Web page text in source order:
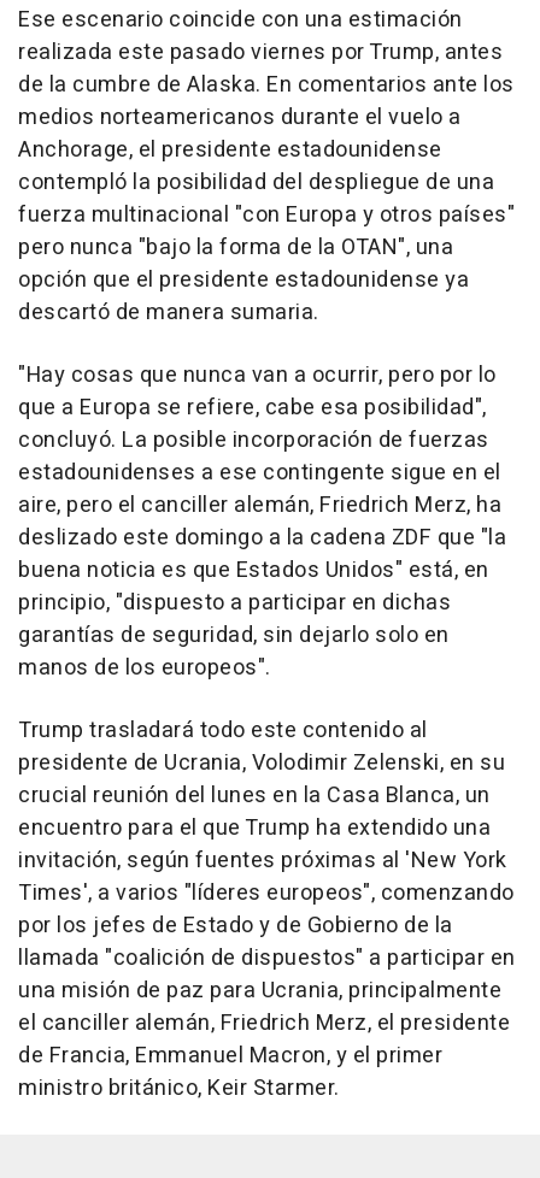
Ese escenario coincide con una estimación
realizada este pasado viernes por Trump, antes
de la cumbre de Alaska. En comentarios ante los
medios norteamericanos durante el vuelo a
Anchorage, el presidente estadounidense
contempló la posibilidad del despliegue de una
fuerza multinacional "con Europa y otros países"
pero nunca "bajo la forma de la OTAN", una
opción que el presidente estadounidense ya
descartó de manera sumaria.
"Hay cosas que nunca van a ocurrir, pero por lo
que a Europa se refiere, cabe esa posibilidad",
concluyó. La posible incorporación de fuerzas
estadounidenses a ese contingente sigue en el
aire, pero el canciller alemán, Friedrich Merz, ha
deslizado este domingo a la cadena ZDF que "la
buena noticia es que Estados Unidos" está, en
principio, "dispuesto a participar en dichas
garantías de seguridad, sin dejarlo solo en
manos de los europeos".
Trump trasladará todo este contenido al
presidente de Ucrania, Volodimir Zelenski, en su
crucial reunión del lunes en la Casa Blanca, un
encuentro para el que Trump ha extendido una
invitación, según fuentes próximas al 'New York
Times', a varios "líderes europeos", comenzando
por los jefes de Estado y de Gobierno de la
llamada "coalición de dispuestos" a participar en
una misión de paz para Ucrania, principalmente
el canciller alemán, Friedrich Merz, el presidente
de Francia, Emmanuel Macron, y el primer
ministro británico, Keir Starmer.